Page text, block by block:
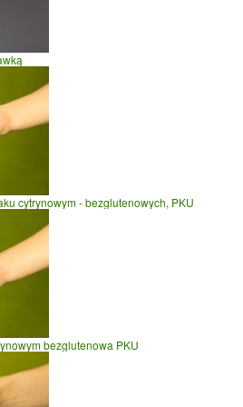
cytrynowym - bezglutenowych, PKU
bezglutenowa PKU